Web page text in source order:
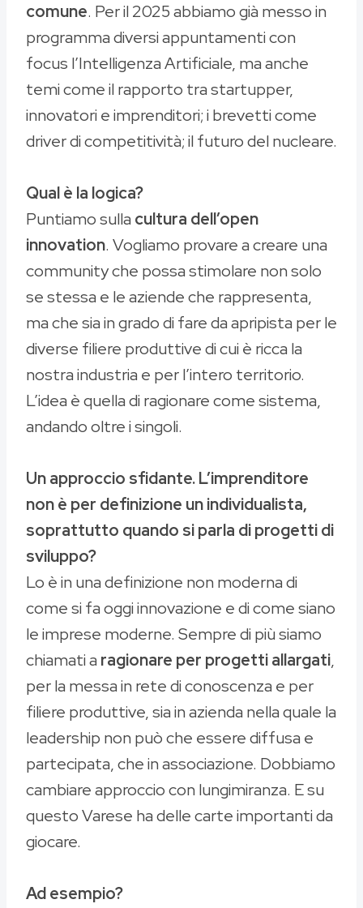
comune. Per il 2025 abbiamo già messo in
programma diversi appuntamenti con
focus l’Intelligenza Artificiale, ma anche
temi come il rapporto tra startupper,
innovatori e imprenditori; i brevetti come
driver di competitività; il futuro del nucleare.
Qual è la logica?
Puntiamo sulla cultura dell’open
innovation. Vogliamo provare a creare una
community che possa stimolare non solo
se stessa e le aziende che rappresenta,
ma che sia in grado di fare da apripista per le
diverse filiere produttive di cui è ricca la
nostra industria e per l’intero territorio.
L’idea è quella di ragionare come sistema,
andando oltre i singoli.
Un approccio sfidante. L’imprenditore
non è per definizione un individualista,
soprattutto quando si parla di progetti di
sviluppo?
Lo è in una definizione non moderna di
come si fa oggi innovazione e di come siano
le imprese moderne. Sempre di più siamo
chiamati a ragionare per progetti allargati,
per la messa in rete di conoscenza e per
filiere produttive, sia in azienda nella quale la
leadership non può che essere diffusa e
partecipata, che in associazione. Dobbiamo
cambiare approccio con lungimiranza. E su
questo Varese ha delle carte importanti da
giocare.
Ad esempio?